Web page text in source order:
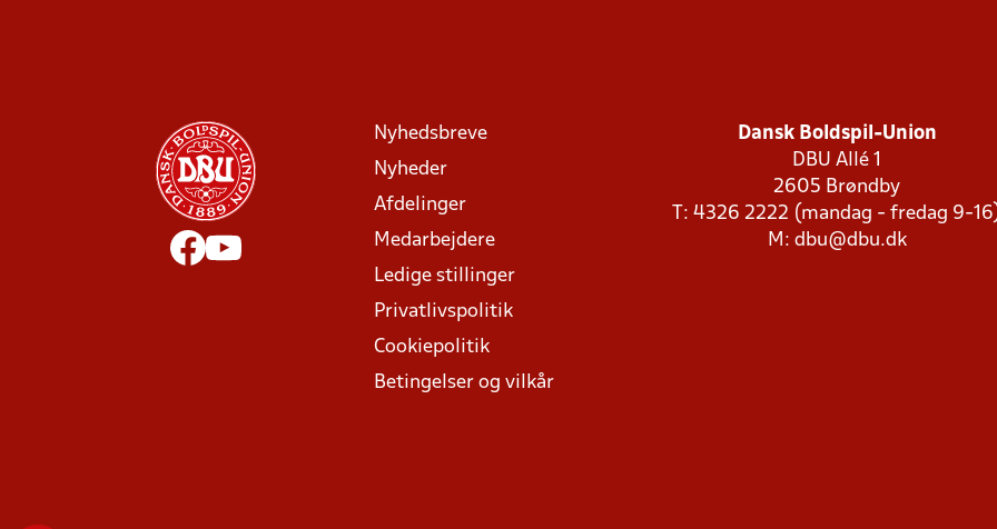
Nyhedsbreve
Nyheder
Afdelinger
Medarbejdere
Ledige stillinger
Privatlivspolitik
Cookiepolitik
Betingelser og vilkår
Dansk Boldspil-Union
DBU Allé 1
2605 Brøndby
T: 4326 2222 (mandag - fredag 9-
M: dbu@dbu.dk